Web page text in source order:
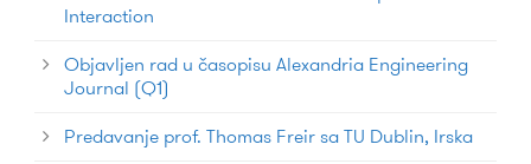
Interaction
Objavljen rad u časopisu Alexandria Engineering
Journal (Q1)
Predavanje prof. Thomas Freir sa TU Dublin, Irska